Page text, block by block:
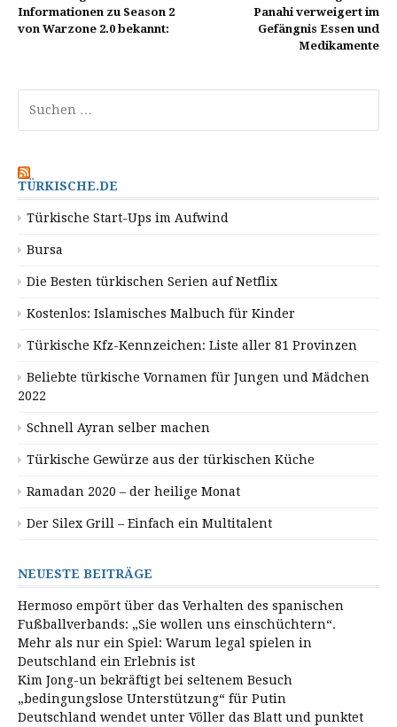
Informationen zu Season 2
von Warzone 2.0 bekannt:
Panahi verweigert im
Gefängnis Essen und
Medikamente
nach:
TÜRKISCHE.DE
Türkische Start-Ups im Aufwind
Bursa
Die Besten türkischen Serien auf Netflix
Kostenlos: Islamisches Malbuch für Kinder
Türkische Kfz-Kennzeichen: Liste aller 81 Provinzen
Beliebte türkische Vornamen für Jungen und Mädchen
2022
Schnell Ayran selber machen
Türkische Gewürze aus der türkischen Küche
Ramadan 2020 – der heilige Monat
Der Silex Grill – Einfach ein Multitalent
NEUESTE BEITRÄGE
Hermoso empört über das Verhalten des spanischen
Fußballverbands: „Sie wollen uns einschüchtern“.
Mehr als nur ein Spiel: Warum legal spielen in
Deutschland ein Erlebnis ist
Kim Jong-un bekräftigt bei seltenem Besuch
„bedingungslose Unterstützung“ für Putin
Deutschland wendet unter Völler das Blatt und punktet